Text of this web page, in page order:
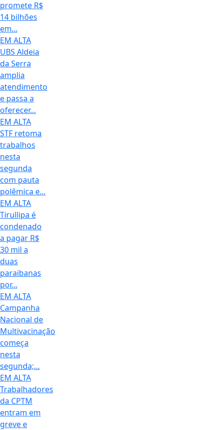
promete R$
14 bilhões
em...
EM ALTA
UBS Aldeia
da Serra
amplia
atendimento
e passa a
oferecer...
EM ALTA
STF retoma
trabalhos
nesta
segunda
com pauta
polêmica e...
EM ALTA
Tirullipa é
condenado
a pagar R$
30 mil a
duas
paraibanas
por...
EM ALTA
Campanha
Nacional de
Multivacinação
começa
nesta
segunda;...
EM ALTA
Trabalhadores
da CPTM
entram em
greve e